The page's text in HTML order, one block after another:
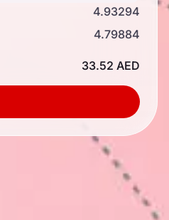
4.93294
4.79884
33.52 AED